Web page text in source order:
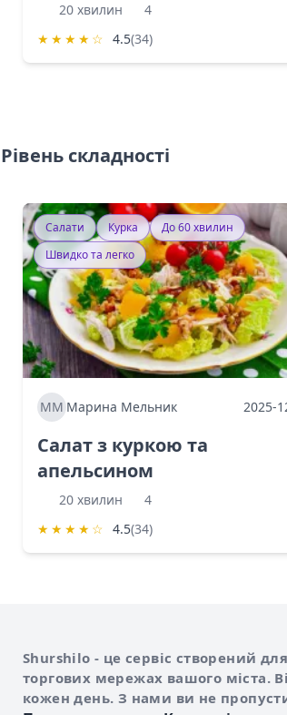
20 хвилин
4
★ ★ ★ ★ ☆ 4.5(34)
Рівень складності
Салати Курка
До 60 хвилин
Швидко та легко
ММ Марина Мельник 2025-
Салат з куркою та
апельсином
20 хвилин
4
★ ★ ★ ★ ☆ 4.5(34)
Про сервіс Shurshilo
Shurshilo - це сервіс створений
торгових мережах вашого міста.
кожен день. З нами ви не